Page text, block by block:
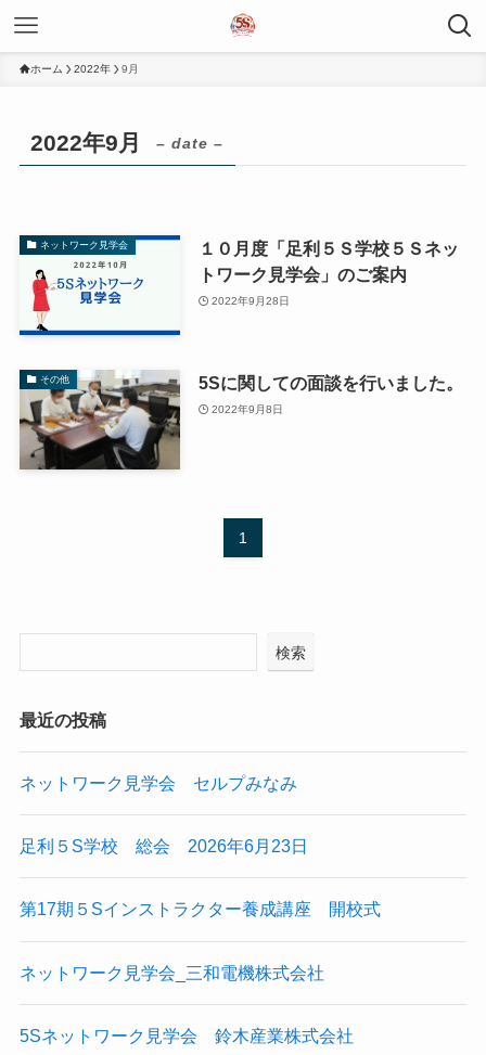
ホーム 2022年 9月
2022年9月 – date –
ネットワーク見学会
１０月度「足利５Ｓ学校５Ｓネッ
トワーク見学会」のご案内
2022年9月28日
その他 5Sに関しての面談を行いました。
2022年9月8日
1
検索
最近の投稿
ネットワーク見学会 セルプみなみ
足利５S学校 総会 2026年6月23日
第17期５Sインストラクター養成講座 開校式
ネットワーク見学会_三和電機株式会社
5Sネットワーク見学会 鈴木産業株式会社